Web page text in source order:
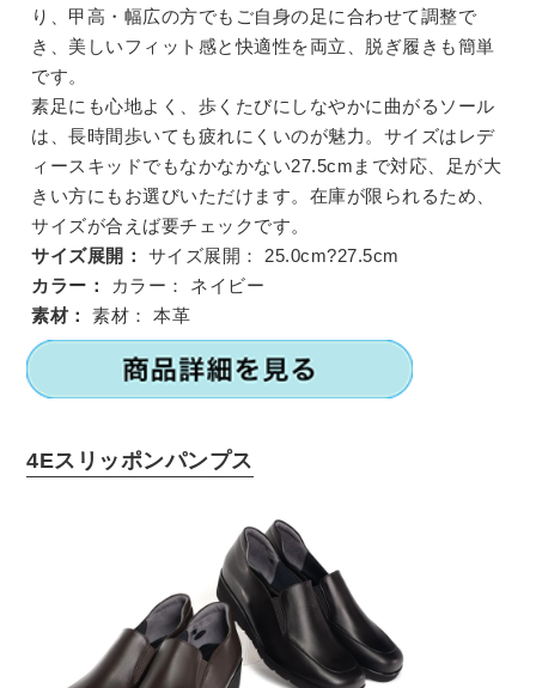
り、甲高・幅広の方でもご自身の足に合わせて調整で
き、美しいフィット感と快適性を両立、脱ぎ履きも簡単
です。
素足にも心地よく、歩くたびにしなやかに曲がるソール
は、長時間歩いても疲れにくいのが魅力。サイズはレデ
ィースキッドでもなかなかない27.5cmまで対応、足が大
きい方にもお選びいただけます。在庫が限られるため、
サイズが合えば要チェックです。
サイズ展開：
サイズ展開：
25.0cm?27.5cm
カラー：
カラー：
ネイビー
素材：
素材： 本革
4Eスリッポンパンプス